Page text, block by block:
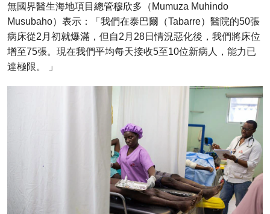
無國界醫生海地項目總管穆欣多（Mumuza Muhindo
Musubaho）表示：「我們在泰巴爾（Tabarre）醫院的50張
病床從2月初就爆滿，但自2月28日情況惡化後，我們將床位
增至75張。現在我們平均每天接收5至10位新病人，能力已
達極限。 」